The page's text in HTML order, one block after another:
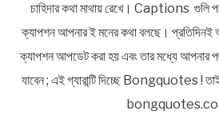
চাহিদার কথা মাথায় রেখে। Captions গুলি
ক্যাপশন আপনার ই মনের কথা বলছে। প্রতিদিনই
ক্যাপশন আপডেট করা হয় এবং তার মধ্যে আপনার
যাবেন ; এই গ্যারান্টি দিচ্ছে Bongquotes !